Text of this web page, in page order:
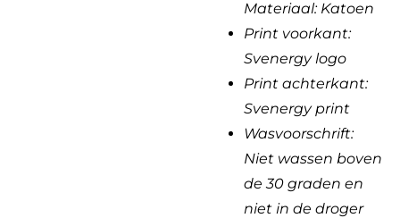
Materiaal: Katoen
Print voorkant:
Svenergy logo
Print achterkant:
Svenergy print
Wasvoorschrift:
Niet wassen boven
de 30 graden en
niet in de droger